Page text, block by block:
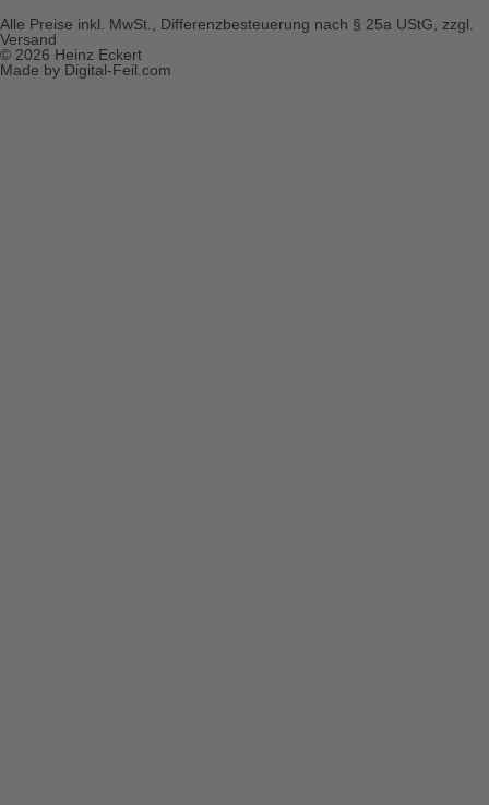
Alle Preise inkl. MwSt., Differenzbesteuerung nach § 25a UStG, zzgl.
Versand
© 2026 Heinz Eckert
Made by Digital-Feil.com